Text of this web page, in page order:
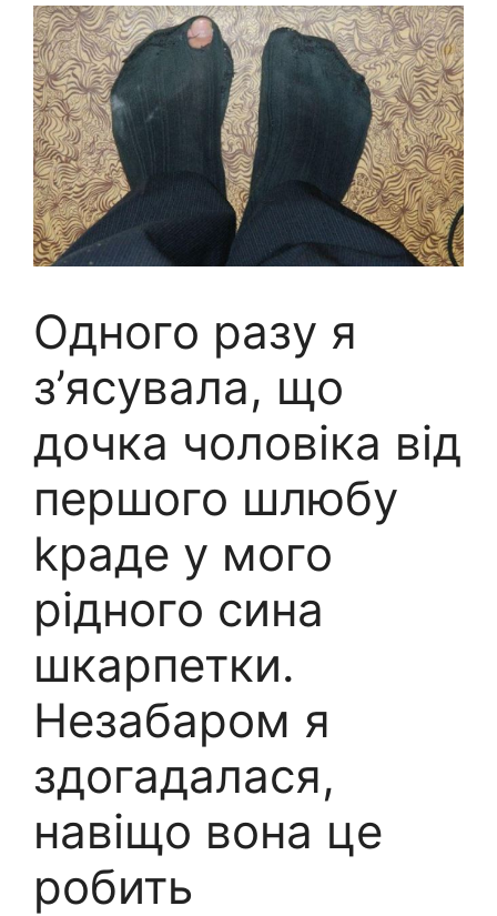
Одного разу я
з’ясувала, що
дочка чоловіка від
першого шлюбу
kраде у мого
рідного сина
шкарпетки.
Незабаром я
здогадалася,
навіщо вона це
робить